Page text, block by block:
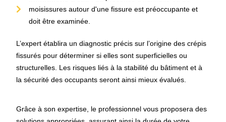
moisissures autour d'une fissure est préoccupante et
doit être examinée.
L’expert établira un diagnostic précis sur l’origine des crépis
fissurés pour déterminer si elles sont superficielles ou
structurelles. Les risques liés à la stabilité du bâtiment et à
la sécurité des occupants seront ainsi mieux évalués.
Grâce à son expertise, le professionnel vous proposera des